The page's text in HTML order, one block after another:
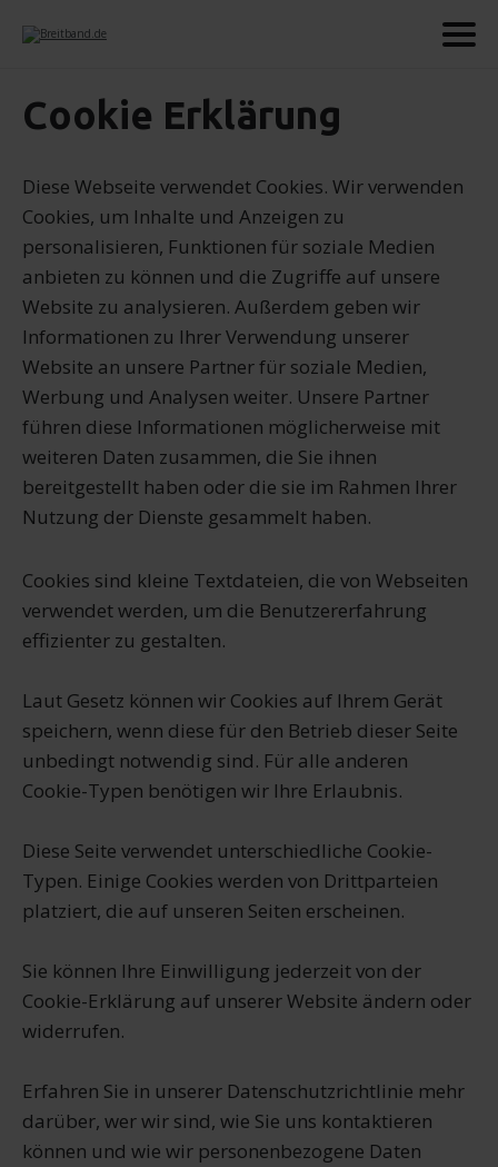
Cookie Erklärung
Diese Webseite verwendet Cookies. Wir verwenden
Cookies, um Inhalte und Anzeigen zu
personalisieren, Funktionen für soziale Medien
anbieten zu können und die Zugriffe auf unsere
Website zu analysieren. Außerdem geben wir
Informationen zu Ihrer Verwendung unserer
Website an unsere Partner für soziale Medien,
Werbung und Analysen weiter. Unsere Partner
führen diese Informationen möglicherweise mit
weiteren Daten zusammen, die Sie ihnen
bereitgestellt haben oder die sie im Rahmen Ihrer
Nutzung der Dienste gesammelt haben.
Cookies sind kleine Textdateien, die von Webseiten
verwendet werden, um die Benutzererfahrung
effizienter zu gestalten.
Laut Gesetz können wir Cookies auf Ihrem Gerät
speichern, wenn diese für den Betrieb dieser Seite
unbedingt notwendig sind. Für alle anderen
Cookie-Typen benötigen wir Ihre Erlaubnis.
Diese Seite verwendet unterschiedliche Cookie-
Typen. Einige Cookies werden von Drittparteien
platziert, die auf unseren Seiten erscheinen.
Sie können Ihre Einwilligung jederzeit von der
Cookie-Erklärung auf unserer Website ändern oder
widerrufen.
Erfahren Sie in unserer Datenschutzrichtlinie mehr
darüber, wer wir sind, wie Sie uns kontaktieren
können und wie wir personenbezogene Daten